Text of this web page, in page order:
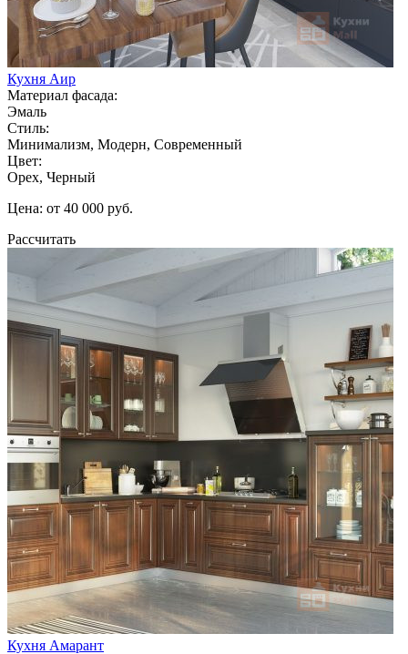
Кухня Аир
Материал фасада:
Эмаль
Стиль:
Минимализм, Модерн, Современный
Цвет:
Орех, Черный
Цена: от 40 000 руб.
Рассчитать
Кухня Амарант